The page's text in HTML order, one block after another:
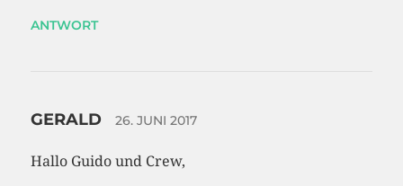
ANTWORT
GERALD 26. JUNI 2017
Hallo Guido und Crew,